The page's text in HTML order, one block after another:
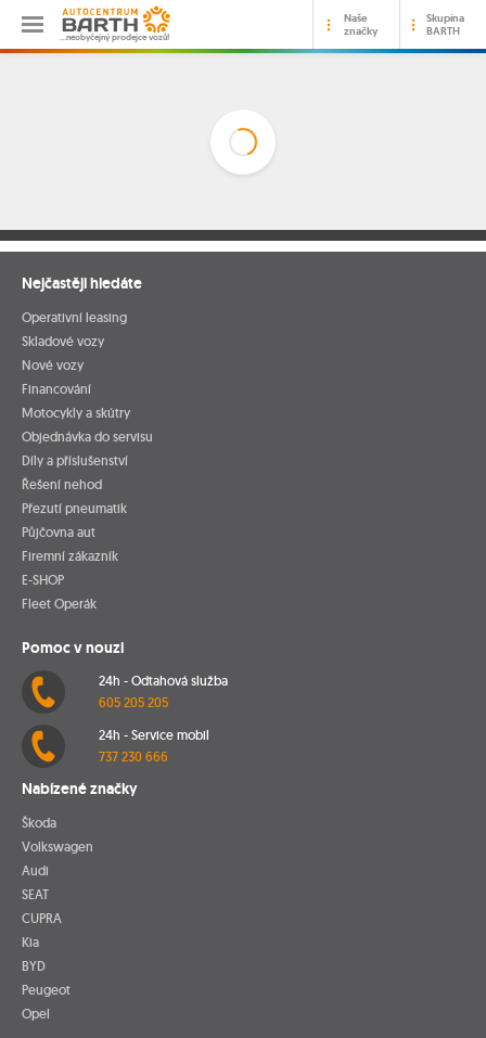
…neobyčejný prodejce vozů!
Naše
značky
Skupina
BARTH
Nejčastěji hledáte
Operativní leasing
Skladové vozy
Nové vozy
Financování
Motocykly a skútry
Objednávka do servisu
Díly a příslušenství
Řešení nehod
Přezutí pneumatik
Půjčovna aut
Firemní zákazník
E-SHOP
Fleet Operák
Pomoc v nouzi
24h - Odtahová služba
605 205 205
24h - Service mobil
737 230 666
Nabízené značky
Škoda
Volkswagen
Audi
SEAT
CUPRA
Kia
BYD
Peugeot
Opel